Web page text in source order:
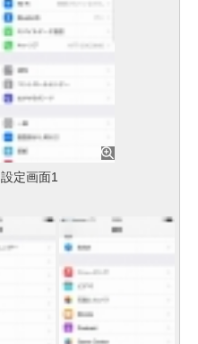
設定画面1